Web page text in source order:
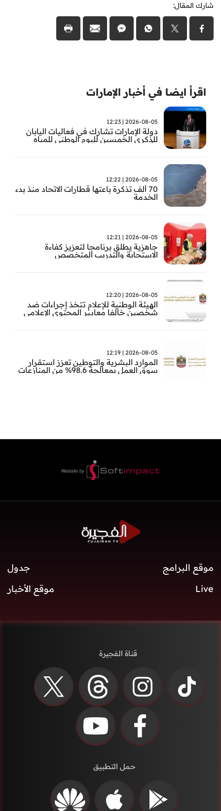
شارك المقال:
اقرأ ايضا في أخبار الإمارات
2026-08-05 | 12:23
دولة الإمارات تشارك في فعاليات اليابان
للذكرى الخمسين لليوم الوطني للمياه
2026-08-05 | 12:22
70 ألف تذكرة باعتها قطارات الاتحاد منذ بدء
الخدمة
2026-08-05 | 12:21
جاهزية يطلق برنامجا لتعزيز كفاءة
الاستجابة والتدريب المتخصص
2026-08-05 | 12:20
الهيئة الوطنية للإعلام تتخذ إجراءات ضد
شخصين خالفا معايير المحتوى الإعلامي
2026-08-05 | 12:19
الموارد البشرية والتوطين تعزز استقرار
سوق العمل بمعالجة 98.6% من المنازعات
موقع البرامج
جدول
Live
موقع الأخبار
قناة الفجيرة
حمل التطبيق